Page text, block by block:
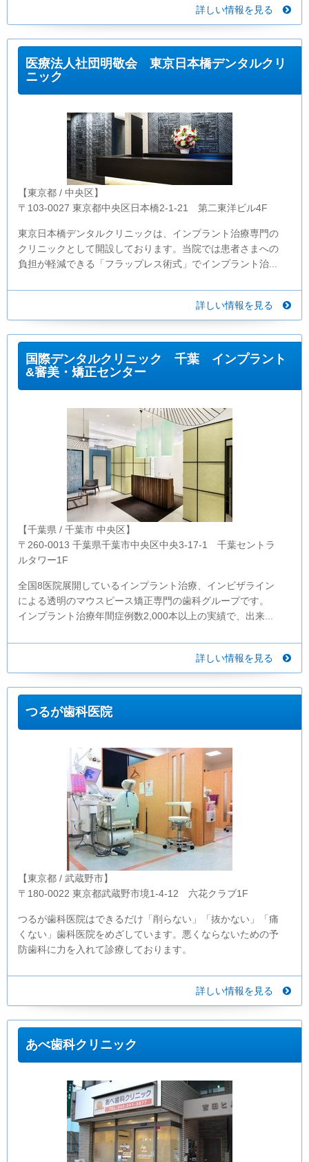
詳しい情報を見る
医療法人社団明敬会 東京日本橋デンタルクリ
ニック
【東京都 / 中央区】
〒103-0027 東京都中央区日本橋2-1-21 第二東洋ビル4F
東京日本橋デンタルクリニックは、インプラント治療専門の
クリニックとして開設しております。当院では患者さまへの
負担が軽減できる「フラップレス術式」でインプラント治...
詳しい情報を見る
国際デンタルクリニック 千葉 インプラント
&審美・矯正センター
【千葉県 / 千葉市 中央区】
〒260-0013 千葉県千葉市中央区中央3-17-1 千葉セントラ
ルタワー1F
全国8医院展開しているインプラント治療、インビザライン
による透明のマウスピース矯正専門の歯科グループです。
インプラント治療年間症例数2,000本以上の実績で、出来...
詳しい情報を見る
つるが歯科医院
【東京都 / 武蔵野市】
〒180-0022 東京都武蔵野市境1-4-12 六花クラブ1F
つるが歯科医院はできるだけ「削らない」「抜かない」「痛
くない」歯科医院をめざしています。悪くならないための予
防歯科に力を入れて診療しております。
詳しい情報を見る
あべ歯科クリニック